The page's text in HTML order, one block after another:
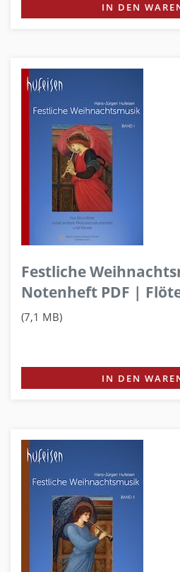
IN DEN
Festliche
Notenheft PDF |
(7,1 MB)
IN DEN